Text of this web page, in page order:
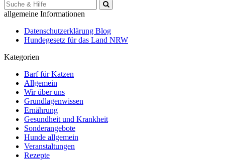
Suche
für:
allgemeine Informationen
Datenschutzerklärung Blog
Hundegesetz für das Land NRW
Kategorien
Barf für Katzen
Allgemein
Wir über uns
Grundlagenwissen
Ernährung
Gesundheit und Krankheit
Sonderangebote
Hunde allgemein
Veranstaltungen
Rezepte